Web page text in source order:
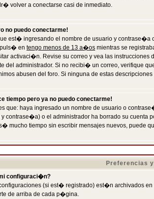
volver a conectarse casi de inmediato.
no puedo conectarme!
est� ingresando el nombre de usuario y
puls� en tengo menos de 13 a�os mientras se
activaci�n. Revise su correo y vea las
del administrador. Si no recibi� un correo, verifique
abusen del foro. Si ninguna de estas
tiempo pero ya no puedo conectarme!
que: haya ingresado un nombre de usuario o
contrase�a) o el administrador ha borrado su
mucho tiempo sin escribir mensajes nuevos, puede
Preferencias
configuraci�n?
(si est� registrado) est�n archivados
de arriba de cada p�gina.